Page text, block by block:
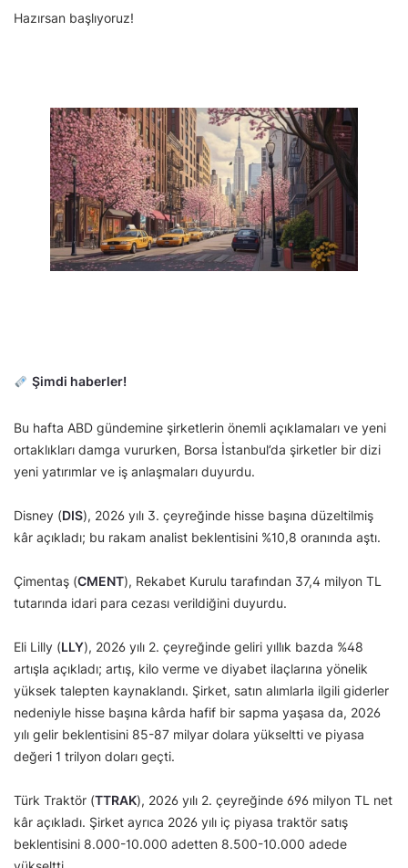
Hazırsan başlıyoruz!
Şimdi haberler!
Bu hafta ABD gündemine şirketlerin önemli açıklamaları ve yeni
ortaklıkları damga vururken, Borsa İstanbul’da şirketler bir dizi
yeni yatırımlar ve iş anlaşmaları duyurdu.
Disney (DIS), 2026 yılı 3. çeyreğinde hisse başına düzeltilmiş
kâr açıkladı; bu rakam analist beklentisini %10,8 oranında aştı.
Çimentaş (CMENT), Rekabet Kurulu tarafından 37,4 milyon TL
tutarında idari para cezası verildiğini duyurdu.
Eli Lilly (LLY), 2026 yılı 2. çeyreğinde geliri yıllık bazda %48
artışla açıkladı; artış, kilo verme ve diyabet ilaçlarına yönelik
yüksek talepten kaynaklandı. Şirket, satın alımlarla ilgili giderler
nedeniyle hisse başına kârda hafif bir sapma yaşasa da, 2026
yılı gelir beklentisini 85-87 milyar dolara yükseltti ve piyasa
değeri 1 trilyon doları geçti.
Türk Traktör (TTRAK), 2026 yılı 2. çeyreğinde 696 milyon TL net
kâr açıkladı. Şirket ayrıca 2026 yılı iç piyasa traktör satış
beklentisini 8.000-10.000 adetten 8.500-10.000 adede